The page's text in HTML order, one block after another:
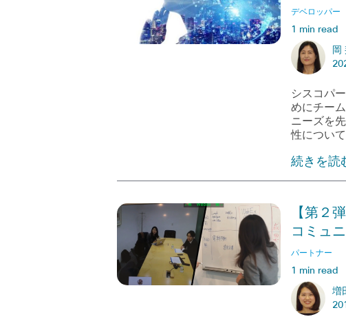
デベロッパー
1 min read
岡
シスコパ
めにチー
ニーズを
性につい
続きを読
【第２
コミュ
パートナー
1 min read
増